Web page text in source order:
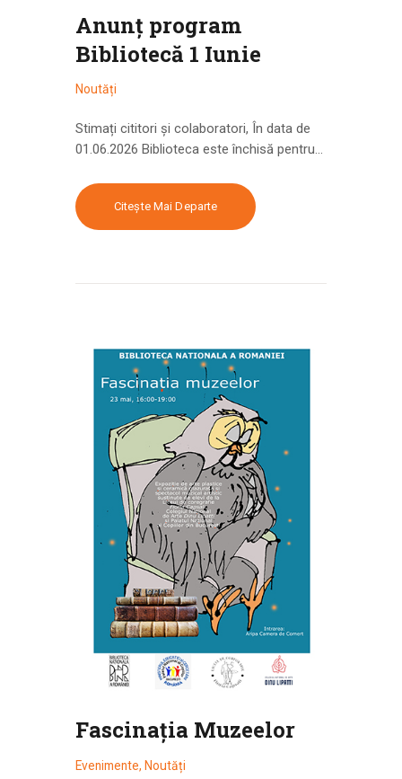
Anunț program
Bibliotecă 1 Iunie
Noutăți
Stimați cititori și colaboratori, În data de
01.06.2026 Biblioteca este închisă pentru…
Citește Mai Departe
Fascinaţia Muzeelor
Evenimente, Noutăți